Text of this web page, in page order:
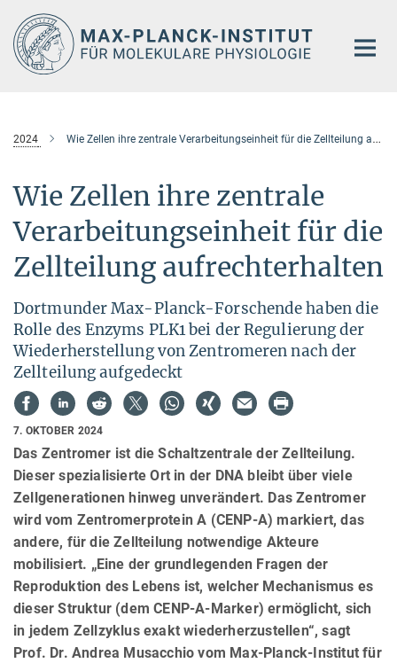
Hauptinhalt
2024 Wie Zellen ihre zentrale Verarbeitungseinheit für die Zellteilung aufrechterhalten
Wie Zellen ihre zentrale
Verarbeitungseinheit für die
Zellteilung aufrechterhalten
Dortmunder Max-Planck-Forschende haben die
Rolle des Enzyms PLK1 bei der Regulierung der
Wiederherstellung von Zentromeren nach der
Zellteilung aufgedeckt
7. OKTOBER 2024
Das Zentromer ist die Schaltzentrale der Zellteilung.
Dieser spezialisierte Ort in der DNA bleibt über viele
Zellgenerationen hinweg unverändert. Das Zentromer
wird vom Zentromerprotein A (CENP-A) markiert, das
andere, für die Zellteilung notwendige Akteure
mobilisiert. „Eine der grundlegenden Fragen der
Reproduktion des Lebens ist, welcher Mechanismus es
dieser Struktur (dem CENP-A-Marker) ermöglicht, sich
in jedem Zellzyklus exakt wiederherzustellen“, sagt
Prof. Dr. Andrea Musacchio vom Max-Planck-Institut für